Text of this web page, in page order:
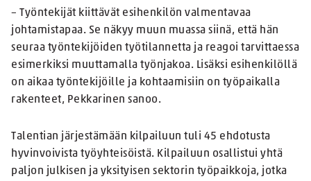
– Työntekijät kiittävät esihenkilön valmentavaa
johtamistapaa. Se näkyy muun muassa siinä, että hän
seuraa työntekijöiden työtilannetta ja reagoi tarvittaessa
esimerkiksi muuttamalla työnjakoa. Lisäksi esihenkilöllä
on aikaa työntekijöille ja kohtaamisiin on työpaikalla
rakenteet, Pekkarinen sanoo.
Talentian järjestämään kilpailuun tuli 45 ehdotusta
hyvinvoivista työyhteisöistä. Kilpailuun osallistui yhtä
paljon julkisen ja yksityisen sektorin työpaikkoja, jotka